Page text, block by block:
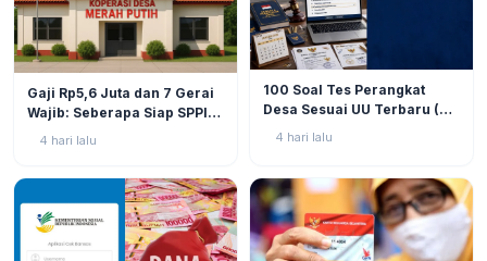
Gaji Rp5,6 Juta dan 7 Gerai
Wajib: Seberapa Siap SPPI
Menjalankan Ambiguitas
4 hari lalu
100 Soal Tes Perangkat
Desa Sesuai UU Terbaru (UU
4 hari lalu